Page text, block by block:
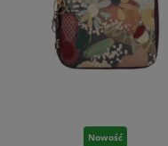
Nowość